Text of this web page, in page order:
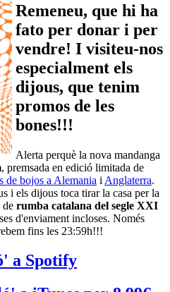
Remeneu, que hi ha
fato per donar i per
vendre! I visiteu-nos
especialment els
dijous, que tenim
promos de les
bones!!!
Alerta perquè la nova mandanga
, premsada en edició limitada de
de bojos a Alemania i Anglaterra.
i els dijous toca tirar la casa per la
de rumba catalana del segle XXI
d'enviament incloses. Només
fins les 23:59h!!!
a Spotify